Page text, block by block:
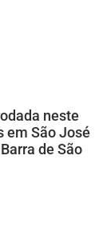
neste
em São José
de São